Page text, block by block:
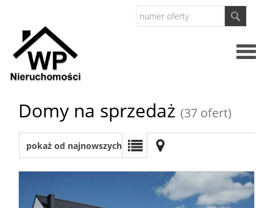
O
firmie
Oferty
Domy na sprzedaż (37 ofert)
pokaż od najnowszych